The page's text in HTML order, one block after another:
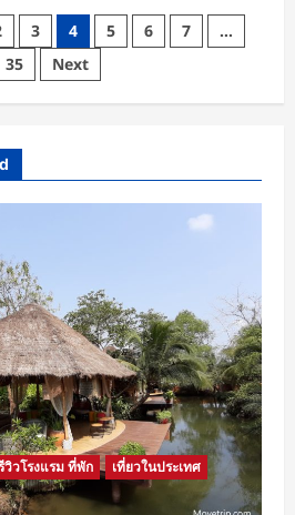
3 4 5 6 7
…
35
Next
วิวโรงแรม ที่พัก
เที่ยวในประเทศ